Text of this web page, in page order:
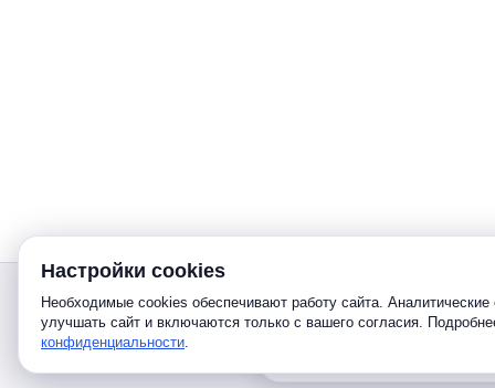
Настройки cookies
Необходимые cookies обеспечивают работу сайта.
улучшать сайт и включаются только с вашего согласия.
конфиденциальности.
Звонок